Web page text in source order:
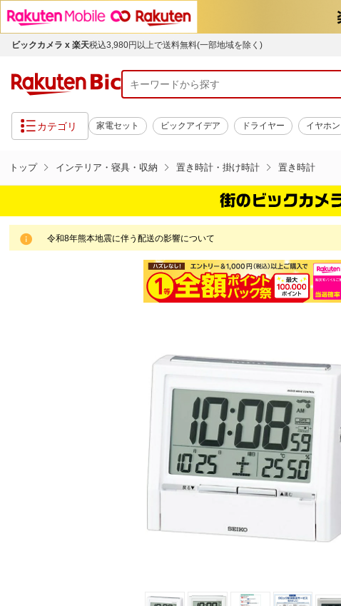
ビックカメラ x 楽天税込3,980円以上で送料無料(一部地域を除く)
カテゴリ 家電セット ビックアイデア ドライヤー イヤホン
トップ インテリア・寝具・収納 置き時計・掛け時計 置き時計
令和8年熊本地震に伴う配送の影響について